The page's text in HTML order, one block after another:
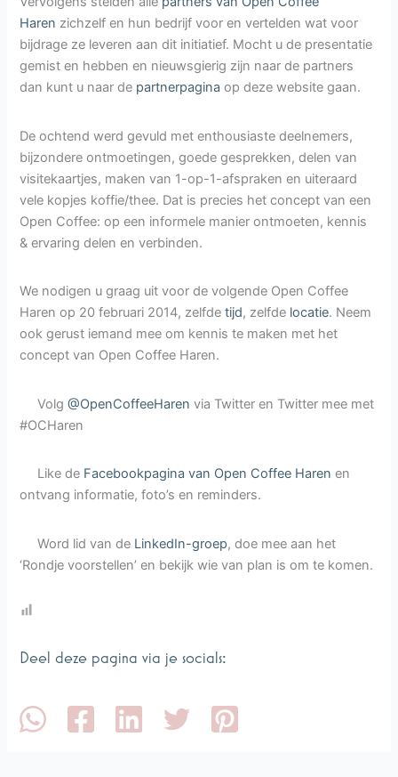
Haren zichzelf en hun bedrijf voor en vertelden wat voor
bijdrage ze leveren aan dit initiatief. Mocht u de presentatie
gemist en hebben en nieuwsgierig zijn naar de partners
dan kunt u naar de partnerpagina op deze website gaan.
De ochtend werd gevuld met enthousiaste deelnemers,
bijzondere ontmoetingen, goede gesprekken, delen van
visitekaartjes, maken van 1-op-1-afspraken en uiteraard
vele kopjes koffie/thee. Dat is precies het concept van een
Open Coffee: op een informele manier ontmoeten, kennis
& ervaring delen en verbinden.
We nodigen u graag uit voor de volgende Open Coffee
Haren op 20 februari 2014, zelfdetijd, zelfde locatie. Neem
ook gerust iemand mee om kennis te maken met het
concept van Open Coffee Haren.
Volg@OpenCoffeeHarenvia Twitter en Twitter mee met
#OCHaren
Like de Facebookpagina van Open Coffee Haren en
ontvang informatie, foto’s en reminders.
Word lid van de LinkedIn-groep, doe mee aan het
‘Rondje voorstellen’ en bekijk wie van plan is om te komen.
Deel deze pagina via je socials: